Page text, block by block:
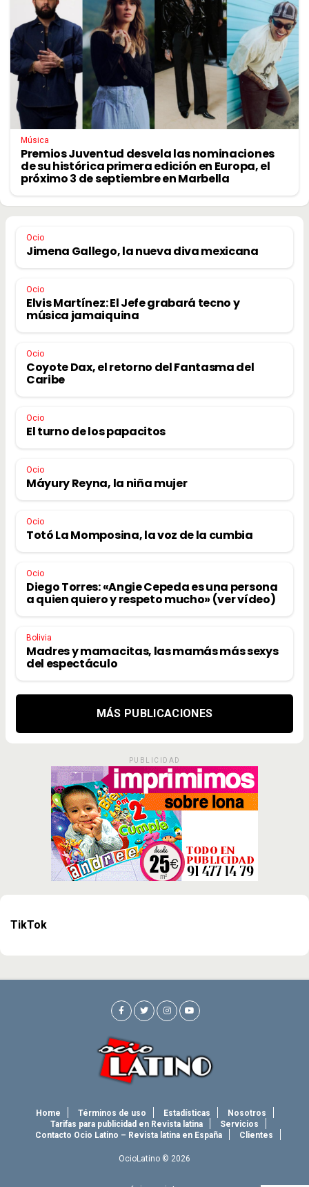
Música
Premios Juventud desvela las nominaciones
de su histórica primera edición en Europa, el
próximo 3 de septiembre en Marbella
Ocio
Jimena Gallego, la nueva diva mexicana
Ocio
Elvis Martínez: El Jefe grabará tecno y
música jamaiquina
Ocio
Coyote Dax, el retorno del Fantasma del
Caribe
Ocio
El turno de los papacitos
Ocio
Máyury Reyna, la niña mujer
Ocio
Totó La Momposina, la voz de la cumbia
Ocio
Diego Torres: «Angie Cepeda es una persona
a quien quiero y respeto mucho» (ver vídeo)
Bolivia
Madres y mamacitas, las mamás más sexys
del espectáculo
MÁS PUBLICACIONES
PUBLICIDAD
TikTok
Home Términos de uso Estadísticas
Nosotros
Tarifas para publicidad en Revista latina
Servicios
Contacto Ocio Latino – Revista latina en España
Clientes
OcioLatino © 2026